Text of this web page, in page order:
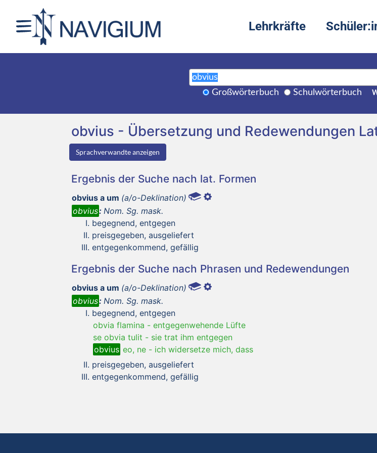
Lehrkräfte
Großwörterbuch Schulwörterbuch
obvius - Übersetzung und Redewendungen
Sprachverwandte anzeigen
Ergebnis der Suche nach lat. Formen
obvius a um (a/o-Deklination)
obvius: Nom. Sg. mask.
begegnend, entgegen
preisgegeben, ausgeliefert
entgegenkommend, gefällig
Ergebnis der Suche nach Phrasen und Redewendungen
obvius a um (a/o-Deklination)
obvius: Nom. Sg. mask.
begegnend, entgegen
obvia flamina - entgegenwehende Lüfte
se obvia tulit - sie trat ihm entgegen
obvius eo, ne - ich widersetze mich, dass
preisgegeben, ausgeliefert
entgegenkommend, gefällig